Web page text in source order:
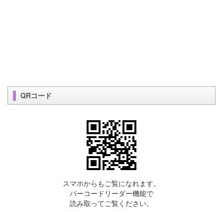
QRコード
スマホからもご覧になれます。
バーコードリーダー機能で
読み取ってご覧ください。